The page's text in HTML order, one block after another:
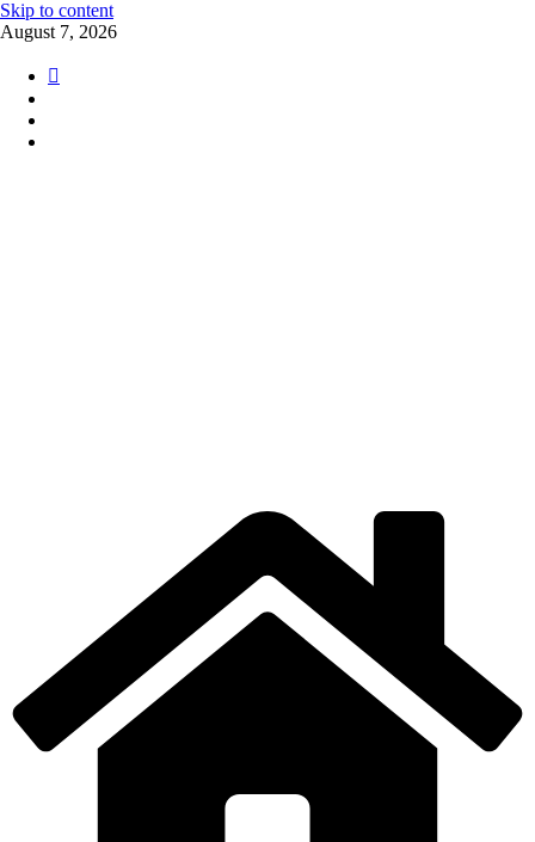
Skip to content
August 7, 2026